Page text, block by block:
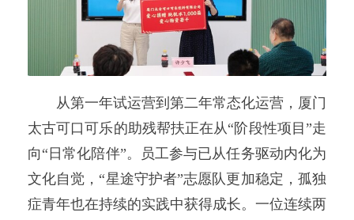
从第一年试运营到第二年常态化运营，厦门
太古可口可乐的助残帮扶正在从“阶段性项目”走
向“日常化陪伴”。员工参与已从任务驱动内化为
文化自觉，“星途守护者”志愿队更加稳定，孤独
症青年也在持续的实践中获得成长。一位连续两